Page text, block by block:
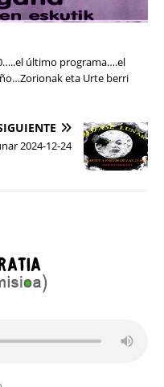
último programa….el
eta Urte berri
2024-12-24